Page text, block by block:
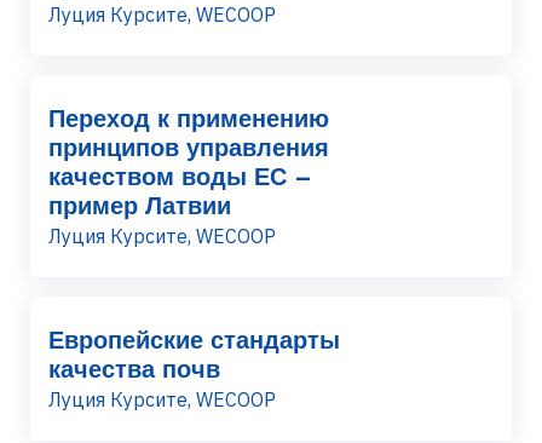
Луция Курсите, WECOOP
Переход к применению
принципов управления
качеством воды ЕС –
пример Латвии
Луция Курсите, WECOOP
Европейские стандарты
качества почв
Луция Курсите, WECOOP